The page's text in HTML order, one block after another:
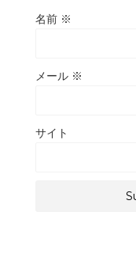
名前 ※
メール ※
サイト